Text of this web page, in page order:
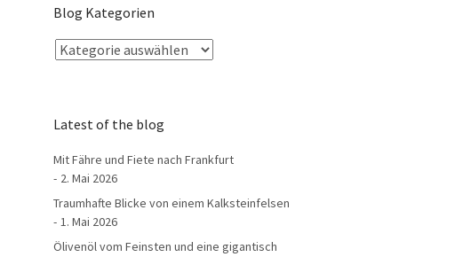
Blog Kategorien
Latest of the blog
Mit Fähre und Fiete nach Frankfurt
2. Mai 2026
Traumhafte Blicke von einem Kalksteinfelsen
1. Mai 2026
Ölivenöl vom Feinsten und eine gigantisch